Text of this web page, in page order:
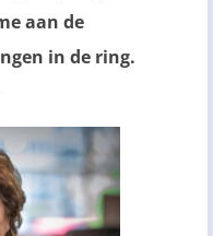
aan de
in de ring.